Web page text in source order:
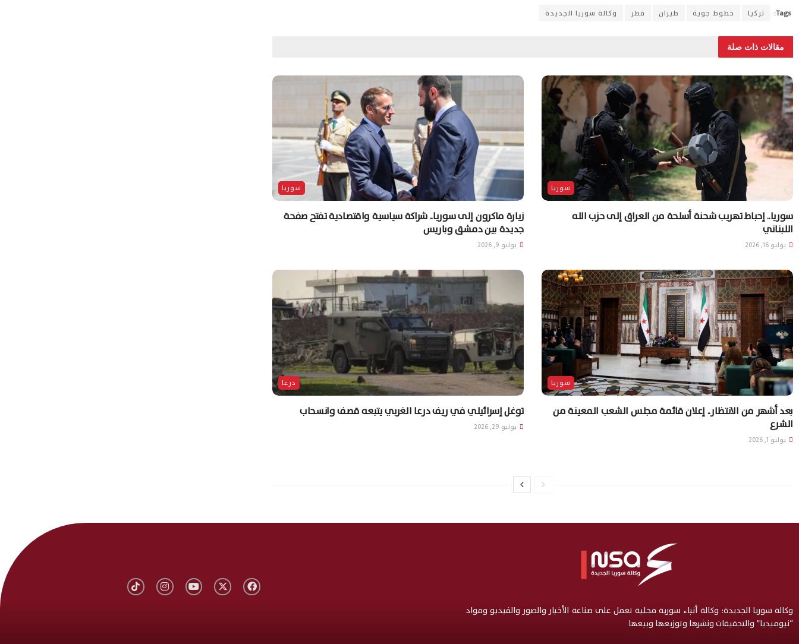
Tags: تركيا خطوط جوية طيران قطر وكالة سوريا الجديدة
مقالات ذات صلة
سوريا
سوريا.. إحباط تهريب شحنة أسلحة من العراق إلى حزب الله
اللبناني
يوليو 16, 2026
سوريا
زيارة ماكرون إلى سوريا.. شراكة سياسية واقتصادية تفتح صفحة
جديدة بين دمشق وباريس
يوليو 9, 2026
سوريا
بعد أشهر من الانتظار.. إعلان قائمة مجلس الشعب المعينة من
الشرع
يوليو 1, 2026
درعا
توغل إسرائيلي في ريف درعا الغربي يتبعه قصف وانسحاب
يونيو 29, 2026
وكالة سوريا الجديدة: وكالة أنباء سورية محلية تعمل على صناعة الأخبار والصور والفيديو ومواد
“نيوميديا” والتحقيقات ونشرها وتوزيعها وبيعها